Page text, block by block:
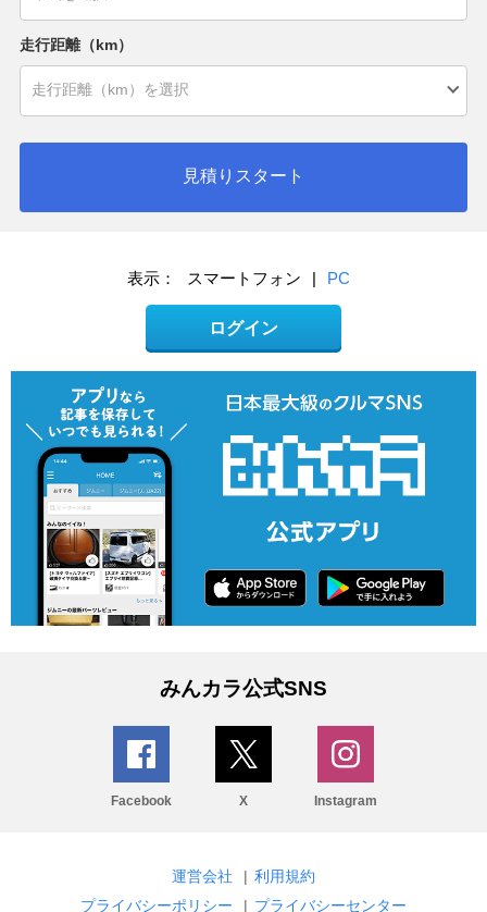
走行距離（km）
見積りスタート
表示： スマートフォン | PC
ログイン
みんカラ公式SNS
Facebook X Instagram
運営会社 | 利用規約
プライバシーポリシー
| プライバシーセンター